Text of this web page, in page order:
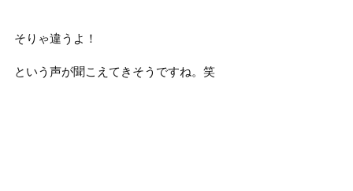
そりゃ違うよ！
という声が聞こえてきそうですね。笑